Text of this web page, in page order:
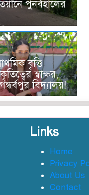
পুনর্বহালের
বৃত্তি
স্বাক্ষর,
বিদ্যালয়!
Links
Home
Privacy
About Us
Contact